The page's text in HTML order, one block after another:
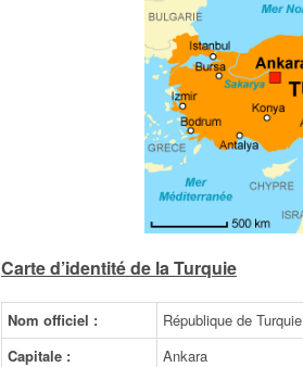
Carte d’identité de la Turquie
Nom officiel :
République de Turquie
Capitale :
Ankara